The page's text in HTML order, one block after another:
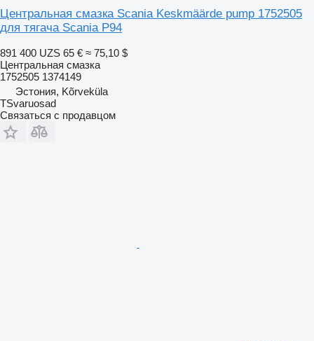
Центральная смазка Scania Keskmäärde pump 1752505
для тягача Scania P94
891 400 UZS 65 € ≈ 75,10 $
Центральная смазка
1752505 1374149
Эстония, Kõrveküla
TSvaruosad
Связаться с продавцом